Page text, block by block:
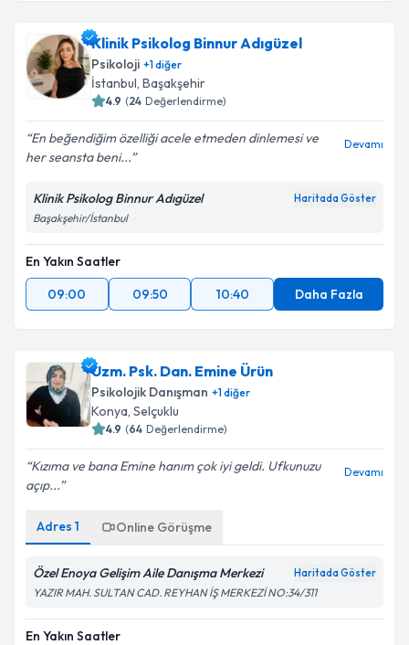
Klinik Psikolog Binnur Adıgüzel
Psikoloji +1diğer
İstanbul, Başakşehir
4.9 (24 Değerlendirme)
En beğendiğim özelliği acele etmeden dinlemesi ve
her seansta beni...
Devamı
Klinik Psikolog Binnur Adıgüzel Haritada Göster
Başakşehir/İstanbul
En Yakın Saatler
09:00
09:50 10:40 Daha Fazla
Uzm. Psk. Dan. Emine Ürün
Psikolojik Danışman +1diğer
Konya, Selçuklu
4.9 (64 Değerlendirme)
Kızıma ve bana Emine hanım çok iyi geldi. Ufkunuzu
açıp...
Devamı
Adres 1 Online Görüşme
Özel Enoya Gelişim Aile Danışma Merkezi Haritada Göster
YAZIR MAH. SULTAN CAD. REYHAN İŞ MERKEZİ NO:34/311
En Yakın Saatler